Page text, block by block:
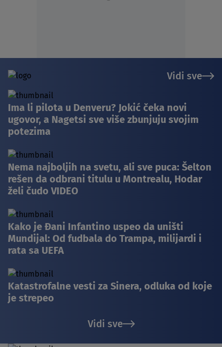
Vidi sve
Ima li pilota u Denveru? Jokić čeka novi
ugovor, a Nagetsi sve više zbunjuju svojim
potezima
Nema najboljih na svetu, ali sve puca: Šelton
rešen da odbrani titulu u Montrealu, Hodar
želi čudo VIDEO
Kako je Đani Infantino uspeo da uništi
Mundijal: Od fudbala do Trampa, milijardi i
rata sa UEFA
Katastrofalne vesti za Sinera, odluka od koje
je strepeo
Vidi sve